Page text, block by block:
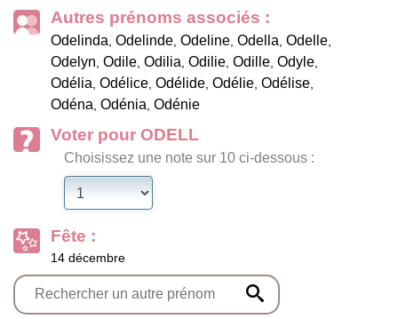
Autres prénoms associés :
Odelinda, Odelinde, Odeline, Odella, Odelle,
Odelyn, Odile, Odilia, Odilie, Odille, Odyle,
Odélia, Odélice, Odélide, Odélie, Odélise,
Odéna, Odénia, Odénie
Voter pour ODELL
Choisissez une note sur 10 ci-dessous :
Fête :
14 décembre